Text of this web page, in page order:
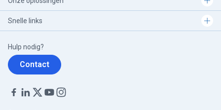
Snelle links
Hulp nodig?
Contact